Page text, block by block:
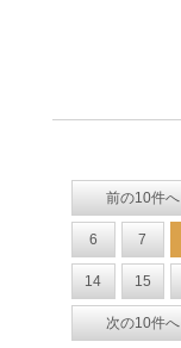
前の10件へ
6 7
14 15
次の10件へ